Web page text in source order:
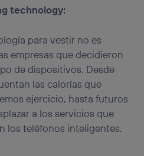
technology:
para vestir no es
empresas que decidieron
de dispositivos. Desde
las calorías que
ejercicio, hasta futuros
a los servicios que
los teléfonos inteligentes.